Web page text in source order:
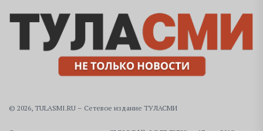
© 2026, TULASMI.RU – Сетевое издание ТУЛАСМИ